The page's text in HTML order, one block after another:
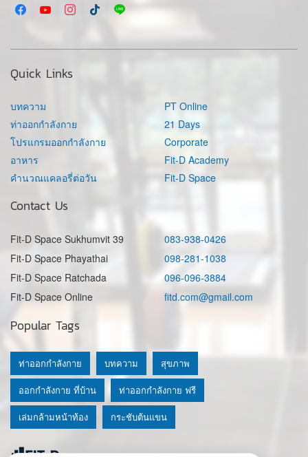
Quick Links
บทความ
ท่าออกกำลังกาย
โปรแกรมออกกำลังกาย
อาหาร
คำนวณแคลอรี่ต่อวัน
PT Online
21 Days
Corporate
Fit-D Academy
Fit-D Space
Contact Us
Fit-D Space Sukhumvit 39
083-938-0426
Fit-D Space Phayathai
098-281-1038
Fit-D Space Ratchada
096-096-3884
Fit-D Space Online
fitd.com@gmail.com
Popular Tags
ท่าออกกำลังกาย บทความ สุขภาพ
ออกกำลังกาย ที่บ้าน ท่าออกกำลังกาย ฟรี
เล่มกล้ามหน้าท้อง กระชับต้นแขน